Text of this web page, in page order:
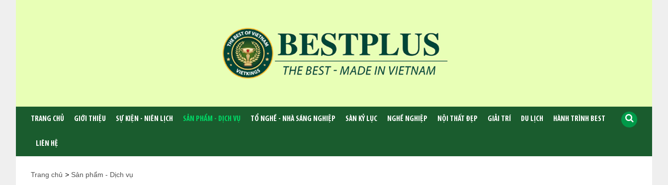
TRANG CHỦ GIỚI THIỆU SỰ KIỆN - NIÊN LỊCH SẢN PHẨM - DỊCH VỤ TỔ NGHỀ - NHÀ SÁNG NGHIỆP SÀN KỶ LỤC NGHỀ NGHIỆP NỘI THẤT ĐẸP GIẢI TRÍ DU LỊCH HÀNH TRÌNH BEST
LIÊN HỆ
Trang chủ > Sản phẩm - Dịch vụ